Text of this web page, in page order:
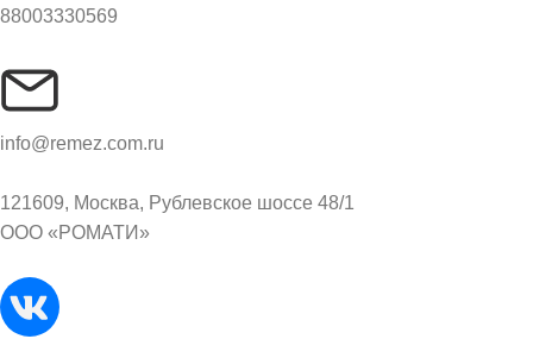
88003330569
info@remez.com.ru
121609, Москва, Рублевское шоссе 48/1
ООО «РОМАТИ»